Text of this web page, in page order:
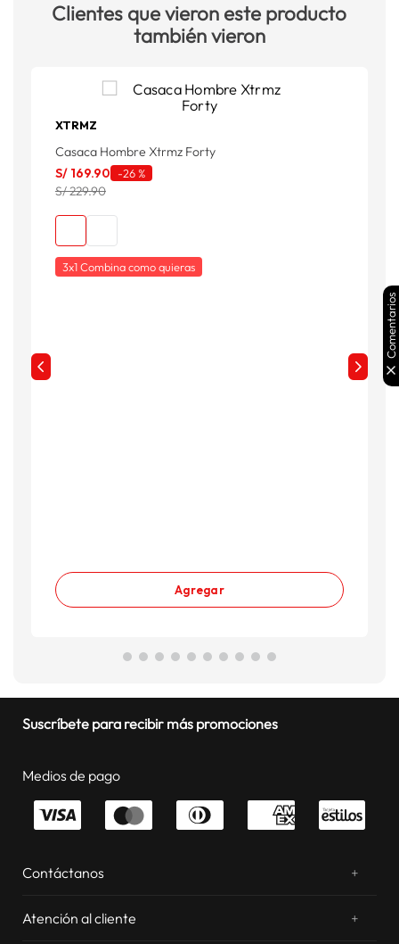
Clientes que vieron este producto
también vieron
XTRMZ
Casaca Hombre Xtrmz Forty
S/ 169.90 -26 %
S/ 229.90
3x1 Combina como quieras
Agregar
Suscríbete para recibir más promociones
Medios de pago
Contáctanos +
Atención al cliente
+
Comentarios